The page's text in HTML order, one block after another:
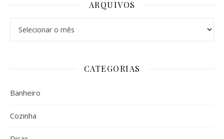
ARQUIVOS
CATEGORIAS
Banheiro
Cozinha